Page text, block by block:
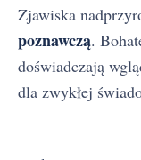
Zjawiska
poznawczą.
doświadczają
dla zwykłej